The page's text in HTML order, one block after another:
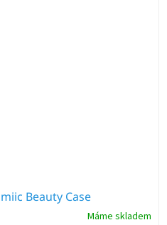
Beauty Case
Máme skladem